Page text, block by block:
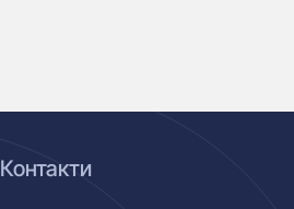
Контакти